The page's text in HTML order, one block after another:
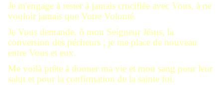
Je m'engage à rester à jamais crucifiée avec Vous, à ne
vouloir jamais que Votre Volonté.
Je Vous demande, ô mon Seigneur Jésus, la
conversion des pécheurs ; je me place de nouveau
entre Vous et eux.
Me voilà prête à donner ma vie et mon sang pour leur
salut et pour la confirmation de la sainte foi.